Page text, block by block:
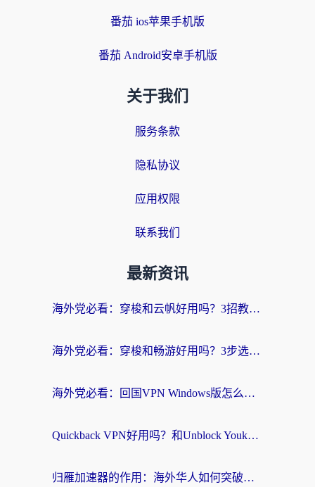
番茄 ios苹果手机版
番茄 Android安卓手机版
关于我们
服务条款
隐私协议
应用权限
联系我们
最新资讯
海外党必看：穿梭和云帆好用吗？3招教你选对回国加速器（附PTT翻墙+QuickbackFly2CN对比）
海外党必看：穿梭和畅游好用吗？3步选对回国加速器，无缝刷国内剧玩国服
海外党必看：回国VPN Windows版怎么选？3步找到最适合你的无缝访问方案
Quickback VPN好用吗？和Unblock YoukuVPN对比哪个回国效果更好？海外党无缝访问国内资源的实用指南
归雁加速器的作用：海外华人如何突破地域限制，无缝拥抱国内资源？